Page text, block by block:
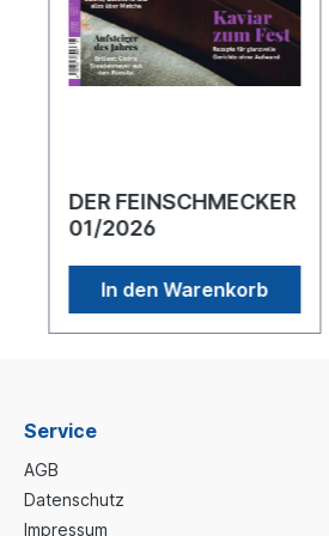
DER FEINSCHMECKER
01/2026
In den Warenkorb
Service
AGB
Datenschutz
Impressum